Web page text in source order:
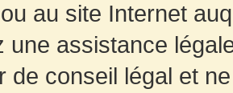
au site Internet
une assistance
de conseil légal et